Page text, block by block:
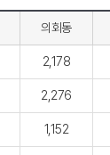
의회동
2,178
2,276
1,152